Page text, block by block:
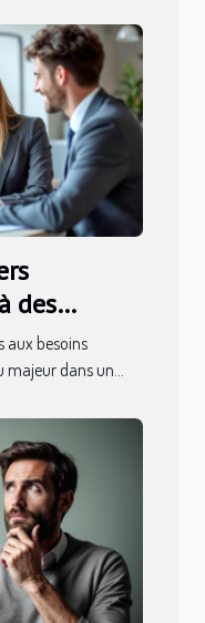
des
?
aux besoins
majeur dans un...